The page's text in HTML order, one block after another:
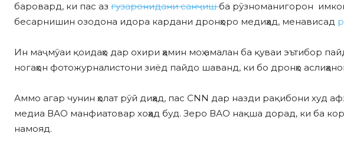
баровард, ки пас аз гузаронидани санҷишба рӯзноманигорон
бесарнишин озодона идора кардани дронҳоро медиҳад, менависад
Ин маҷмӯаи қоидаҳо дар охири ҳамин моҳ амалан ба қуваи эътибор
ногаҳон фотожурналистони зиёд пайдо шаванд, ки бо дронҳо аслиҳанок
Аммо агар чунин ҳолат рӯй диҳад, пас CNN дар назди рақибони худ
медиа ВАО манфиатовар хоҳад буд. Зеро ВАО нақша дорад, ки ба
намояд.